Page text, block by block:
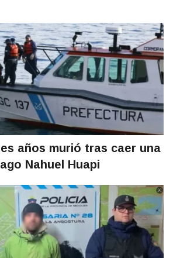
años murió tras caer una
Nahuel Huapi